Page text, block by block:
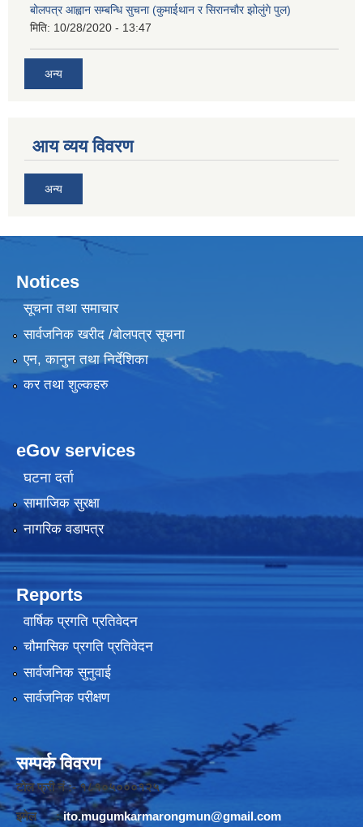
बोलपत्र आह्वान सम्बन्धि सुचना (कुमाईथान र सिरानचौर झोलुंगे पुल)
मिति: 10/28/2020 - 13:47
अन्य
आय व्यय विवरण
अन्य
Notices
सूचना तथा समाचार
सार्वजनिक खरीद /बोलपत्र सूचना
एन, कानुन तथा निर्देशिका
कर तथा शुल्कहरु
eGov services
घटना दर्ता
सामाजिक सुरक्षा
नागरिक वडापत्र
Reports
वार्षिक प्रगति प्रतिवेदन
चौमासिक प्रगति प्रतिवेदन
सार्वजनिक सुनुवाई
सार्वजनिक परीक्षण
सम्पर्क विवरण
टोल फ्री नं :- १८१०५०००१२५
इमेल :ito.mugumkarmarongmun@gmail.com